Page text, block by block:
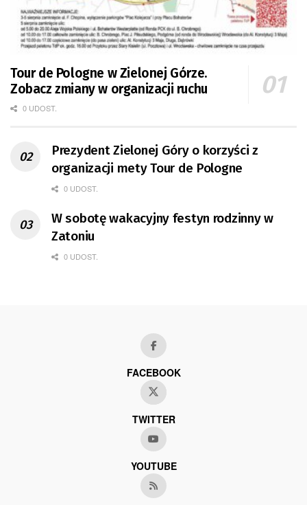
Tour de Pologne w Zielonej Górze.
Zobacz zmiany w organizacji ruchu
0 UDOST.
Prezydent Zielonej Góry o korzyści z
organizacji mety Tour de Pologne
0 UDOST.
W sobotę wakacyjny festyn rodzinny w
Zatoniu
0 UDOST.
FACEBOOK
TWITTER
YOUTUBE